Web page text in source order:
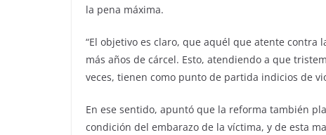
la pena máxima.
“El objetivo es claro, que aquél que atente
más años de cárcel. Esto, atendiendo a que
veces, tienen como punto de partida indicios de
En ese sentido, apuntó que la reforma también
condición del embarazo de la víctima, y de esta